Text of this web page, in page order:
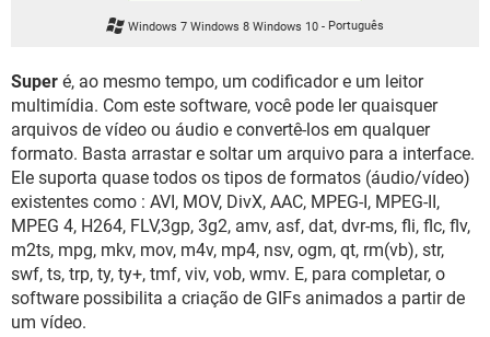
GMAIL
INSTAGRAM GMAIL
GUIA DE COMPRAS
Windows 7 Windows 8 Windows 10- Português
Super é, ao mesmo tempo, um codificador e um leitor
multimídia. Com este software, você pode ler quaisquer
arquivos de vídeo ou áudio e convertê-los em qualquer
formato. Basta arrastar e soltar um arquivo para a interface.
Ele suporta quase todos os tipos de formatos (áudio/vídeo)
existentes como : AVI, MOV, DivX, AAC, MPEG-I, MPEG-II,
MPEG 4, H264, FLV,3gp, 3g2, amv, asf, dat, dvr-ms, fli, flc, flv,
m2ts, mpg, mkv, mov, m4v, mp4, nsv, ogm, qt, rm(vb), str,
swf, ts, trp, ty, ty+, tmf, viv, vob, wmv. E, para completar, o
software possibilita a criação de GIFs animados a partir de
um vídeo.